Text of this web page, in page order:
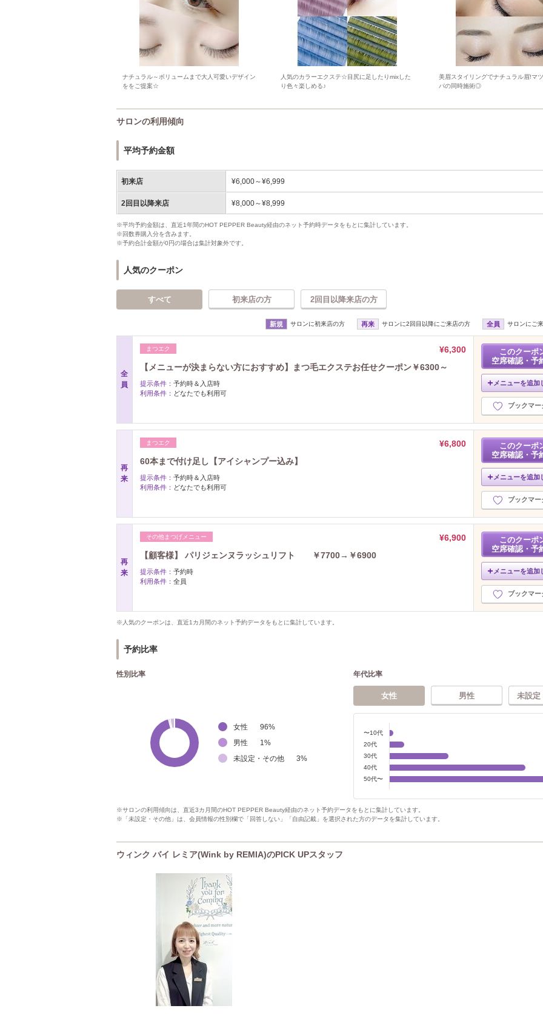
ナチュラル～ボリュームまで大人可愛いデザイン
ををご提案☆
人気のカラーエクステ☆目尻に足したりmixした
り色々楽しめる♪
美眉スタイリングでナチュラル眉!マ
パの同時施術◎
サロンの利用傾向
平均予約金額
初来店 ¥6,000～¥6,999
2回目以降来店 ¥8,000～¥8,999
※平均予約金額は、直近1年間のHOT PEPPER Beauty経由のネット予約時データをもとに集計しています。
※回数券購入分を含みます。
※予約合計金額が0円の場合は集計対象外です。
人気のクーポン
すべて 初来店の方 2回目以降来店の方
新規 サロンに初来店の方 再来 サロンに2回目以降にご来店の方 全員 サロンにご
全
員
まつエク
¥6,300
【メニューが決まらない方におすすめ】まつ毛エクステお任せクーポン￥6300～
提示条件： 予約時＆入店時
利用条件： どなたでも利用可
このクーポ
空席確認・予
メニューを追加
ブックマー
再
来
まつエク
¥6,800
60本まで付け足し【アイシャンプー込み】
提示条件： 予約時＆入店時
利用条件： どなたでも利用可
このクーポ
空席確認・予
メニューを追加
ブックマー
再
来
その他まつげメニュー
¥6,900
【顧客様】 パリジェンヌラッシュリフト ￥7700→￥6900
提示条件： 予約時
利用条件： 全員
このクーポ
空席確認・予
メニューを追加
ブックマー
※人気のクーポンは、直近1カ月間のネット予約データをもとに集計しています。
予約比率
性別比率
女性 96%
男性
1 %
未設定・その他
3%
年代比率
女性 男性 未設定
〜10代
20代
30代
40代
50代〜
※サロンの利用傾向は、直近3カ月間のHOT PEPPER Beauty経由のネット予約データをもとに集計しています。
※「未設定・その他」は、会員情報の性別欄で「回答しない」「自由記載」を選択された方のデータを集計しています。
ウィンク バイ レミア(Wink by REMIA)のPICK UPスタッフ